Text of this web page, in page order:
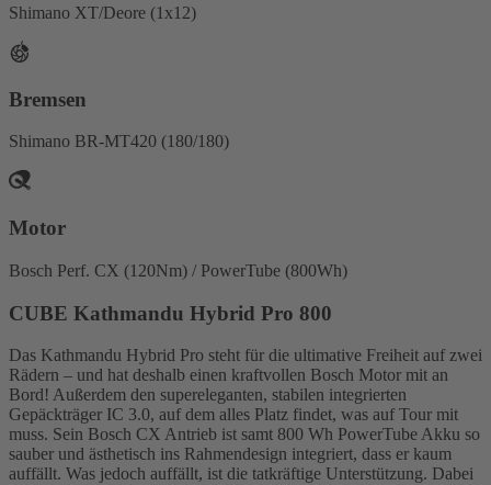
Shimano XT/Deore (1x12)
Bremsen
Shimano BR-MT420 (180/180)
Motor
Bosch Perf. CX (120Nm) / PowerTube (800Wh)
CUBE Kathmandu Hybrid Pro 800
Das Kathmandu Hybrid Pro steht für die ultimative Freiheit auf zwei
Rädern – und hat deshalb einen kraftvollen Bosch Motor mit an
Bord! Außerdem den supereleganten, stabilen integrierten
Gepäckträger IC 3.0, auf dem alles Platz findet, was auf Tour mit
muss. Sein Bosch CX Antrieb ist samt 800 Wh PowerTube Akku so
sauber und ästhetisch ins Rahmendesign integriert, dass er kaum
auffällt. Was jedoch auffällt, ist die tatkräftige Unterstützung. Dabei